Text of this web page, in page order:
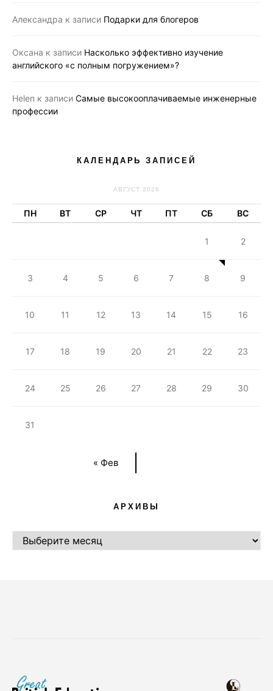
Александра к записи Подарки для блогеров
Оксана к записи Насколько эффективно изучение
английского «с полным погружением»?
Helen к записи Самые высокооплачиваемые инженерные
профессии
КАЛЕНДАРЬ ЗАПИСЕЙ
АВГУСТ 2026
ПН ВТ СР ЧТ ПТ СБ ВС
« Фев
1 2
3 4 5 6 7 8 9
10 11 12 13 14 15 16
17 18 19 20 21 22 23
24 25 26 27 28 29 30
31
АРХИВЫ